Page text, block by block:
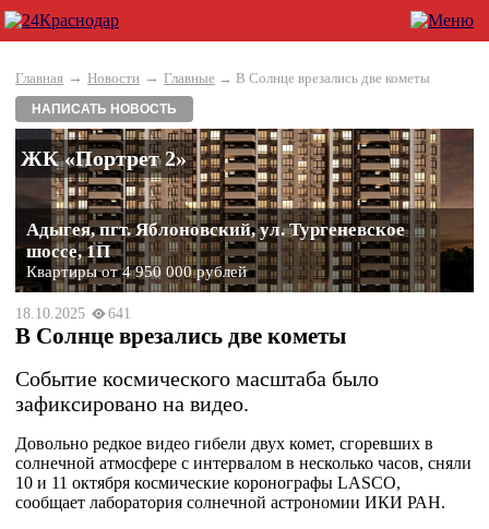
Главная → Новости → Главные → В Солнце врезались две кометы
НАПИСАТЬ НОВОСТЬ
ЖК «Портрет 2»
Адыгея, пгт. Яблоновский, ул. Тургеневское
шоссе, 1П
Квартиры от 4 950 000 рублей
18.10.2025 641
В Солнце врезались две кометы
Событие космического масштаба было
зафиксировано на видео.
Довольно редкое видео гибели двух комет, сгоревших в
солнечной атмосфере с интервалом в несколько часов, сняли
10 и 11 октября космические коронографы LASCO,
сообщает лаборатория солнечной астрономии ИКИ РАН.